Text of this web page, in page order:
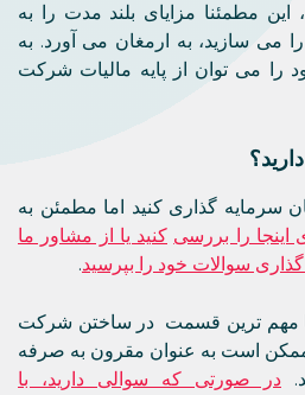
این مطمئنا مزایای بلند مدت را به
می سازید، به ارمغان می آورد. به
را می توان از پایه مالیات شرکت
سرمایه گذاری کنید اما مطمئن به
اینجا را بررسی کنید یا از مشاور ما
سوالات خود را بپرسید.
مهم ترین قسمت در ساختن شرکت
است به عنوان مقرون به صرفه
در صورتی که سوالی دارید، با